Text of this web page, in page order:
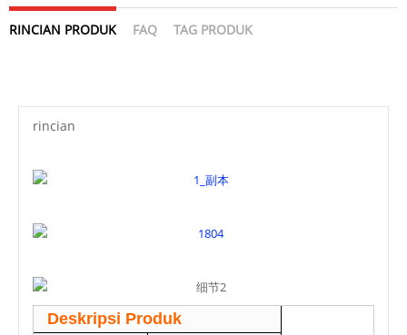
RINCIAN PRODUK FAQ TAG PRODUK
rincian
Deskripsi Produk